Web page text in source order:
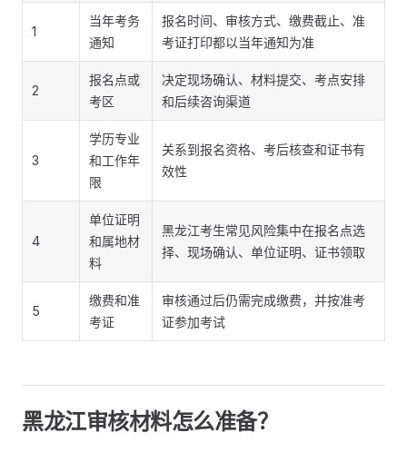
1
当年考务
通知
报名时间、审核方式、缴费截止、准
考证打印都以当年通知为准
2
报名点或
考区
决定现场确认、材料提交、考点安排
和后续咨询渠道
3
学历专业
和工作年
限
关系到报名资格、考后核查和证书有
效性
4
单位证明
和属地材
料
黑龙江考生常见风险集中在报名点选
择、现场确认、单位证明、证书领取
5
缴费和准
考证
审核通过后仍需完成缴费，并按准考
证参加考试
黑龙江审核材料怎么准备？